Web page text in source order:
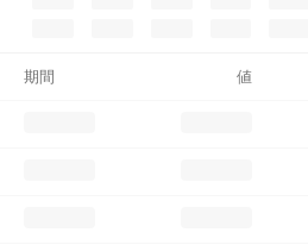
期間 値